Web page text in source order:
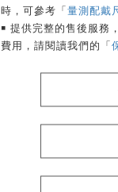
時，可參考「 量測配戴
￭ 提供完整的售後服務
費用，請閱讀我們的「